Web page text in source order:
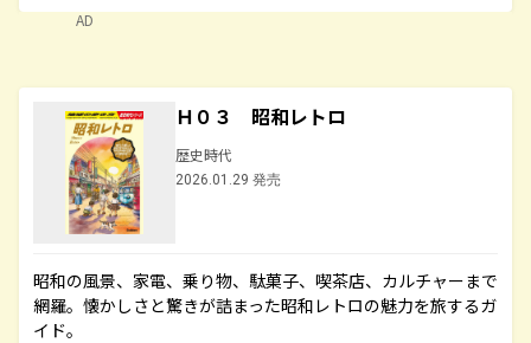
AD
Ｈ０３ 昭和レトロ
歴史時代
2026.01.29 発売
昭和の風景、家電、乗り物、駄菓子、喫茶店、カルチャーまで
網羅。懐かしさと驚きが詰まった昭和レトロの魅力を旅するガ
イド。